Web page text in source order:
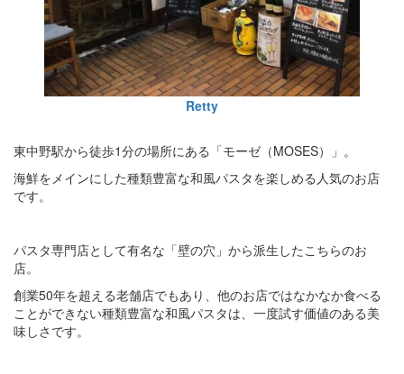
Retty
東中野駅から徒歩1分の場所にある「モーゼ（MOSES）」。
海鮮をメインにした種類豊富な和風パスタを楽しめる人気のお店
です。
パスタ専門店として有名な「壁の穴」から派生したこちらのお
店。
創業50年を超える老舗店でもあり、他のお店ではなかなか食べる
ことができない種類豊富な和風パスタは、一度試す価値のある美
味しさです。